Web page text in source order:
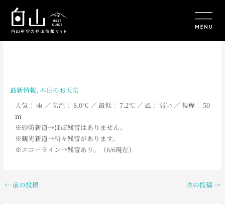
最新情報, 本日のお天気
天気： 雨 ／ 気温： 8.0℃ ／ 最低： 7.2℃ ／ 風： 弱い ／ 視程： 50
ｍ
※砂防新道→ほぼ残雪はありません。
※観光新道→所々残雪があります。
※エコーライン→残雪あり。（6/6現在）
←前の投稿 次の投稿→